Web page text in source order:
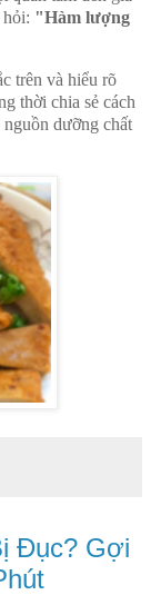
"Hàm lượng
trên và hiểu rõ
thời chia sẻ cách
nguồn dưỡng chất
Đục? Gợi